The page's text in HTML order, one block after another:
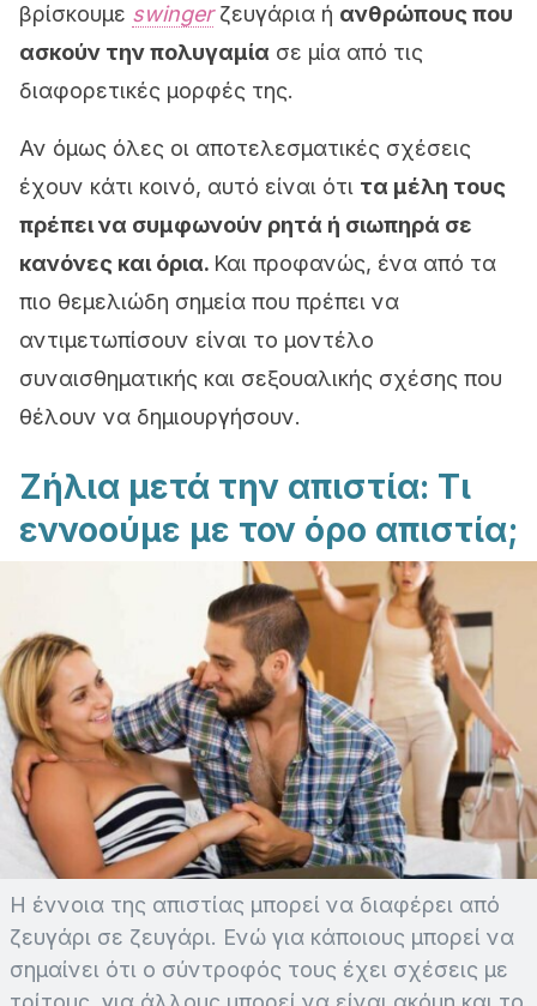
βρίσκουμε swingerζευγάρια ή ανθρώπους που
ασκούν την πολυγαμία σε μία από τις
διαφορετικές μορφές της.
Αν όμως όλες οι αποτελεσματικές σχέσεις
έχουν κάτι κοινό, αυτό είναι ότι τα μέλη τους
πρέπει να συμφωνούν ρητά ή σιωπηρά σε
κανόνες και όρια. Και προφανώς, ένα από τα
πιο θεμελιώδη σημεία που πρέπει να
αντιμετωπίσουν είναι το μοντέλο
συναισθηματικής και σεξουαλικής σχέσης που
θέλουν να δημιουργήσουν.
Ζήλια μετά την απιστία: Τι
εννοούμε με τον όρο απιστία;
Η έννοια της απιστίας μπορεί να διαφέρει από
ζευγάρι σε ζευγάρι. Ενώ για κάποιους μπορεί να
σημαίνει ότι ο σύντροφός τους έχει σχέσεις με